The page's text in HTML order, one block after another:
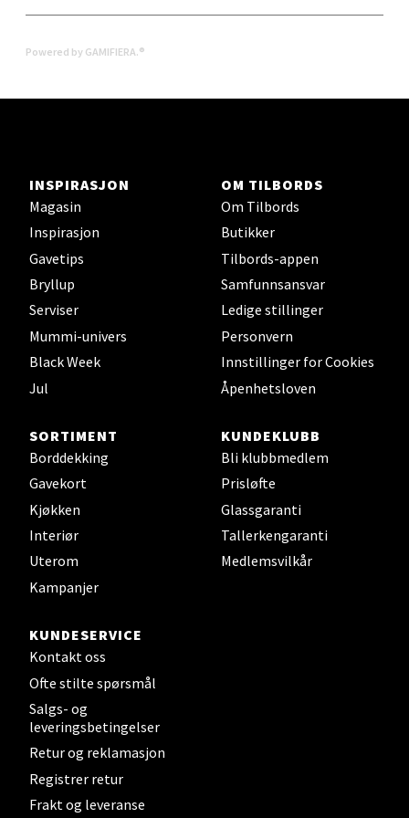
Powered by GAMIFIERA.®
INSPIRASJON
Magasin
Inspirasjon
Gavetips
Bryllup
Serviser
Mummi-univers
Black Week
Jul
OM TILBORDS
Om Tilbords
Butikker
Tilbords-appen
Samfunnsansvar
Ledige stillinger
Personvern
Innstillinger for Cookies
Åpenhetsloven
SORTIMENT
Borddekking
Gavekort
Kjøkken
Interiør
Uterom
Kampanjer
KUNDEKLUBB
Bli klubbmedlem
Prisløfte
Glassgaranti
Tallerkengaranti
Medlemsvilkår
KUNDESERVICE
Kontakt oss
Ofte stilte spørsmål
Salgs- og
leveringsbetingelser
Retur og reklamasjon
Registrer retur
Frakt og leveranse
Levanger - Magneten
Moafjæra 14, 7606 Levanger
Åpent i dag 10-20
0 i butikk
Velg
Skarvøyveien 55, 4517 Mandal
Velg
Mo i Rana - Thon Senter Mo i
Rana
Fridtjof Nansensgate 22, 8622 Mo i Rana
Åpent i dag 09-19